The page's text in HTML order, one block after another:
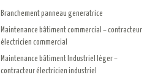
Branchement panneau generatrice
Maintenance bâtiment commercial – contracteur
électricien commercial
Maintenance bâtiment Industriel léger –
contracteur électricien industriel